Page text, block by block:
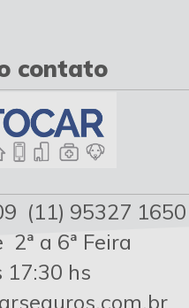
contato
(11) 95327 1650
a 6ª Feira
hs